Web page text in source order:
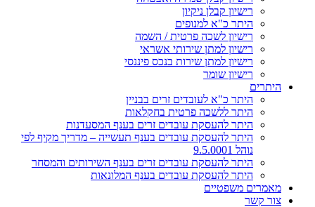
רישיון קבלן ניקיון
היתר כ"א למנופים
רישיון לשכה פרטית / השמה
רישיון למתן שירותי אשראי
רישיון למתן שירות בנכס פיננסי
רישיון שומר
היתרים
היתר כ"א לעובדים זרים בבניין
היתר ללשכה פרטית בחקלאות
היתר להעסקת עובדים זרים בענף המסעדנות
היתר להעסקת עובדים בענף תעשייה – מדריך מקיף לפי
נוהל 9.5.0001
היתר להעסקת עובדים זרים בענף השירותים והמסחר
היתר להעסקת עובדים בענף המלונאות
מאמרים משפטיים
צור קשר